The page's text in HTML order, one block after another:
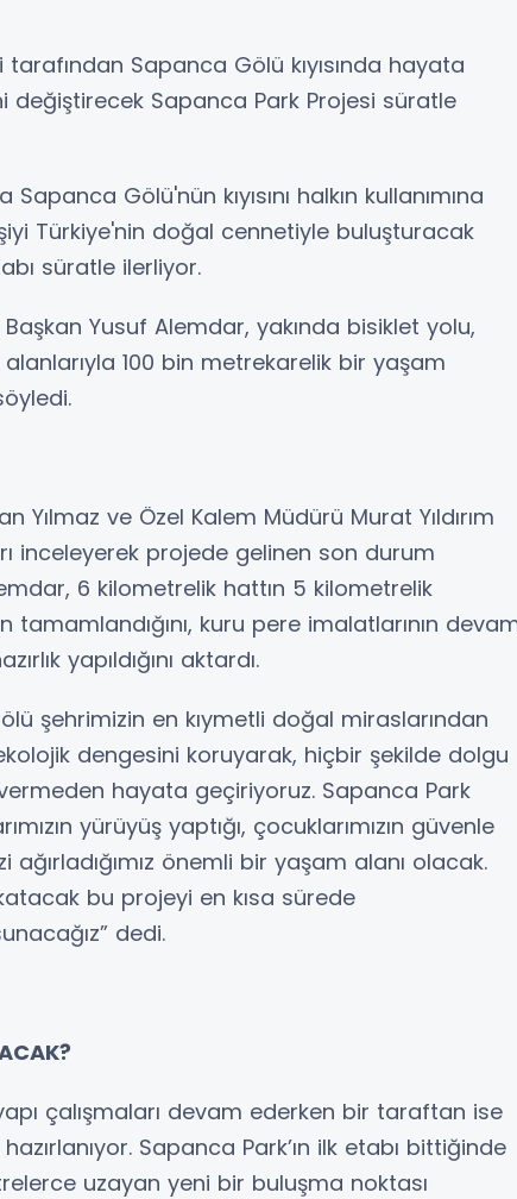
Sapanca Gölü kıyısında hayata
değiştirecek Sapanca Park Projesi süratle
Sapanca Gölü'nün kıyısını halkın kullanımına
Türkiye'nin doğal cennetiyle buluşturacak
süratle ilerliyor.
Yusuf Alemdar, yakında bisiklet yolu,
100 bin metrekarelik bir yaşam
Yılmaz ve Özel Kalem Müdürü Murat Yıldırım
inceleyerek projede gelinen son durum
6 kilometrelik hattın 5 kilometrelik
tamamlandığını, kuru pere imalatlarının
yapıldığını aktardı.
şehrimizin en kıymetli doğal miraslarından
dengesini koruyarak, hiçbir şekilde dolgu
hayata geçiriyoruz. Sapanca Park
yürüyüş yaptığı, çocuklarımızın güvenle
önemli bir yaşam alanı olacak.
bu projeyi en kısa sürede
dedi.
çalışmaları devam ederken bir taraftan ise
Sapanca Park’ın ilk etabı bittiğinde
uzayan yeni bir buluşma noktası